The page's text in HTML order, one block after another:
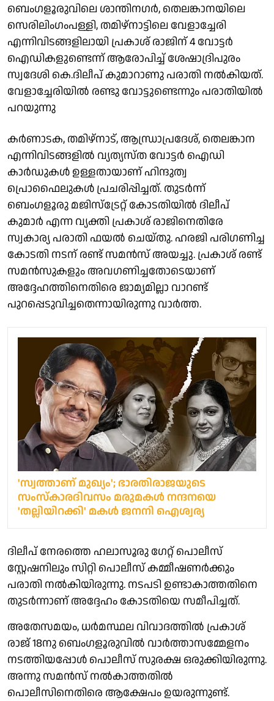
ബെംഗളൂരുവിലെ ശാന്തിനഗർ, തെലങ്കാനയിലെ
സെരിലിംഗംപള്ളി, തമിഴ്നാട്ടിലെ വേളാച്ചേരി
എന്നിവിടങ്ങളിലായി പ്രകാശ് രാജിന് 4 വോട്ടർ
ഐഡികളുണ്ടെന്ന് ആരോപിച്ച് ശേഷാദ്രിപുരം
സ്വദേശി കെ.ദിലീപ് കുമാറാണു പരാതി നൽകിയത്.
വേളാച്ചേരിയിൽ രണ്ടു വോട്ടുണ്ടെന്നും പരാതിയിൽ
പറയുന്നു
കര്‍ണാടക, തമിഴ്നാട്, ആന്ധ്രാപ്രദേശ്, തെലങ്കാന
എന്നിവിടങ്ങളില്‍ വ്യത്യസ്ത വോട്ടര്‍ ഐഡി
കാര്‍ഡുകള്‍ ഉള്ളതായാണ് ഹിന്ദുത്വ
പ്രൊഫൈലുകള്‍ പ്രചരിപ്പിച്ചത്. തുടർന്ന്
ബെംഗളൂരു മജിസ്ട്രേറ്റ് കോടതിയില്‍ ദിലീപ്
കുമാര്‍ എന്ന വ്യക്തി പ്രകാശ് രാജിനെതിരേ
സ്വകാര്യ പരാതി ഫയല്‍ ചെയ്തു. ഹരജി പരിഗണിച്ച
കോടതി നടന് രണ്ട് സമന്‍സ് അയച്ചു. പ്രകാശ് രണ്ട്
സമന്‍സുകളും അവഗണിച്ചതോടെയാണ്
അദ്ദേഹത്തിനെതിരെ ജാമ്യമില്ലാ വാറണ്ട്
പുറപ്പെടുവിച്ചതെന്നായിരുന്നു വാർത്ത.
'സ്വത്താണ് മുഖ്യം'; ഭാരതിരാജയുടെ
സംസ്കാരദിവസം മരുമകൾ നന്ദനയെ
'തല്ലിയിറക്കി' മകൾ ജനനി ഐശ്വര്യ
ദിലീപ് നേരത്തെ ഹലാസൂരു ഗേറ്റ് പൊലീസ്
സ്റ്റേഷനിലും സിറ്റി പൊലീസ് കമ്മീഷണർക്കും
പരാതി നൽകിയിരുന്നു. നടപടി ഉണ്ടാകാത്തതിനെ
തുടർന്നാണ് അദ്ദേഹം കോടതിയെ സമീപിച്ചത്.
അതേസമയം, ധർമസ്ഥല വിവാദത്തിൽ പ്രകാശ്
രാജ് 18നു ബെംഗളൂരുവിൽ വാർത്താസമ്മേളനം
നടത്തിയപ്പോൾ പൊലീസ് സുരക്ഷ ഒരുക്കിയിരുന്നു.
അന്നു സമൻസ് നൽകാത്തതിൽ
പൊലീസിനെതിരെ ആക്ഷേപം ഉയരുന്നുണ്ട്.